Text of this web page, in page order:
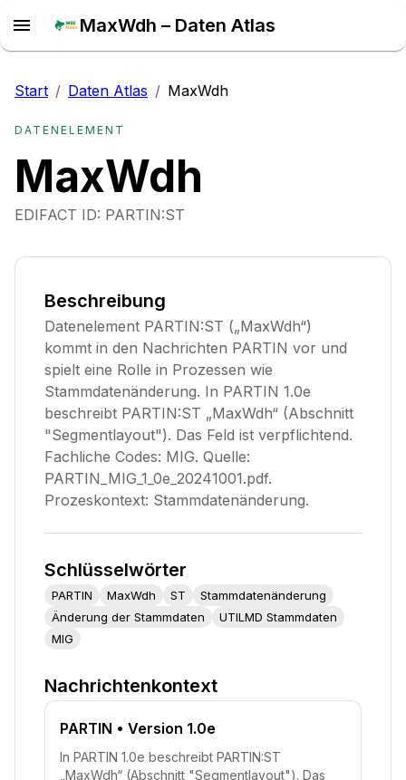
MaxWdh – Daten Atlas
Start / Daten Atlas / MaxWdh
DATENELEMENT
MaxWdh
EDIFACT ID: PARTIN:ST
Beschreibung
Datenelement PARTIN:ST („MaxWdh“)
kommt in den Nachrichten PARTIN vor und
spielt eine Rolle in Prozessen wie
Stammdatenänderung. In PARTIN 1.0e
beschreibt PARTIN:ST „MaxWdh“ (Abschnitt
"Segmentlayout"). Das Feld ist verpflichtend.
Fachliche Codes: MIG. Quelle:
PARTIN_MIG_1_0e_20241001.pdf.
Prozeskontext: Stammdatenänderung.
Schlüsselwörter
PARTIN MaxWdh ST
Stammdatenänderung
Änderung der Stammdaten
UTILMD Stammdaten
MIG
Nachrichtenkontext
PARTIN • Version 1.0e
In PARTIN 1.0e beschreibt PARTIN:ST
„MaxWdh“ (Abschnitt "Segmentlayout"). Das